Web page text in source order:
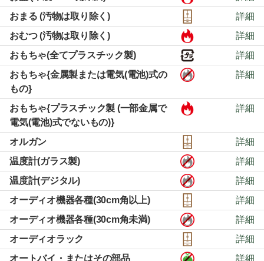
おまる (汚物は取り除く)
詳細
おむつ (汚物は取り除く)
詳細
おもちゃ(全てプラスチック製)
詳細
おもちゃ{金属製または電気(電池)式の
もの}
詳細
おもちゃ{プラスチック製 (一部金属で
電気(電池)式でないもの)}
詳細
オルガン
詳細
温度計(ガラス製)
詳細
温度計(デジタル)
詳細
オーディオ機器各種(30cm角以上)
詳細
オーディオ機器各種(30cm角未満)
詳細
オーディオラック
詳細
オートバイ・またはその部品
詳細